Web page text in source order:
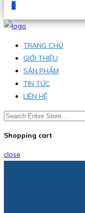
0
TRANG CHỦ
GIỚI THIỆU
SẢN PHẨM
TIN TỨC
LIÊN HỆ
Shopping cart
close